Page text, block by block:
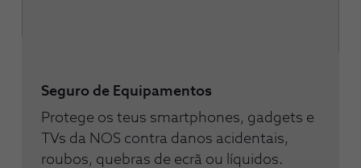
Seguro de Equipamentos​
Protege os teus smartphones, gadgets e
TVs da NOS contra danos acidentais,
roubos, quebras de ecrã ou líquidos.​